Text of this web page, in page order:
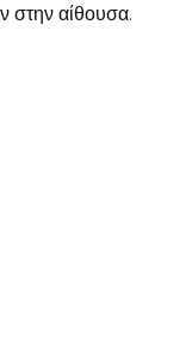
στην αίθουσα.